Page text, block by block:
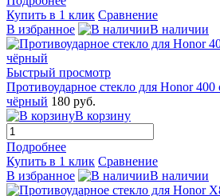
Купить в 1 клик Сравнение
В избранное
В наличии
Быстрый просмотр
Противоударное стекло для Honor
чёрный 180 руб.
В корзину
Подробнее
Купить в 1 клик Сравнение
В избранное
В наличии